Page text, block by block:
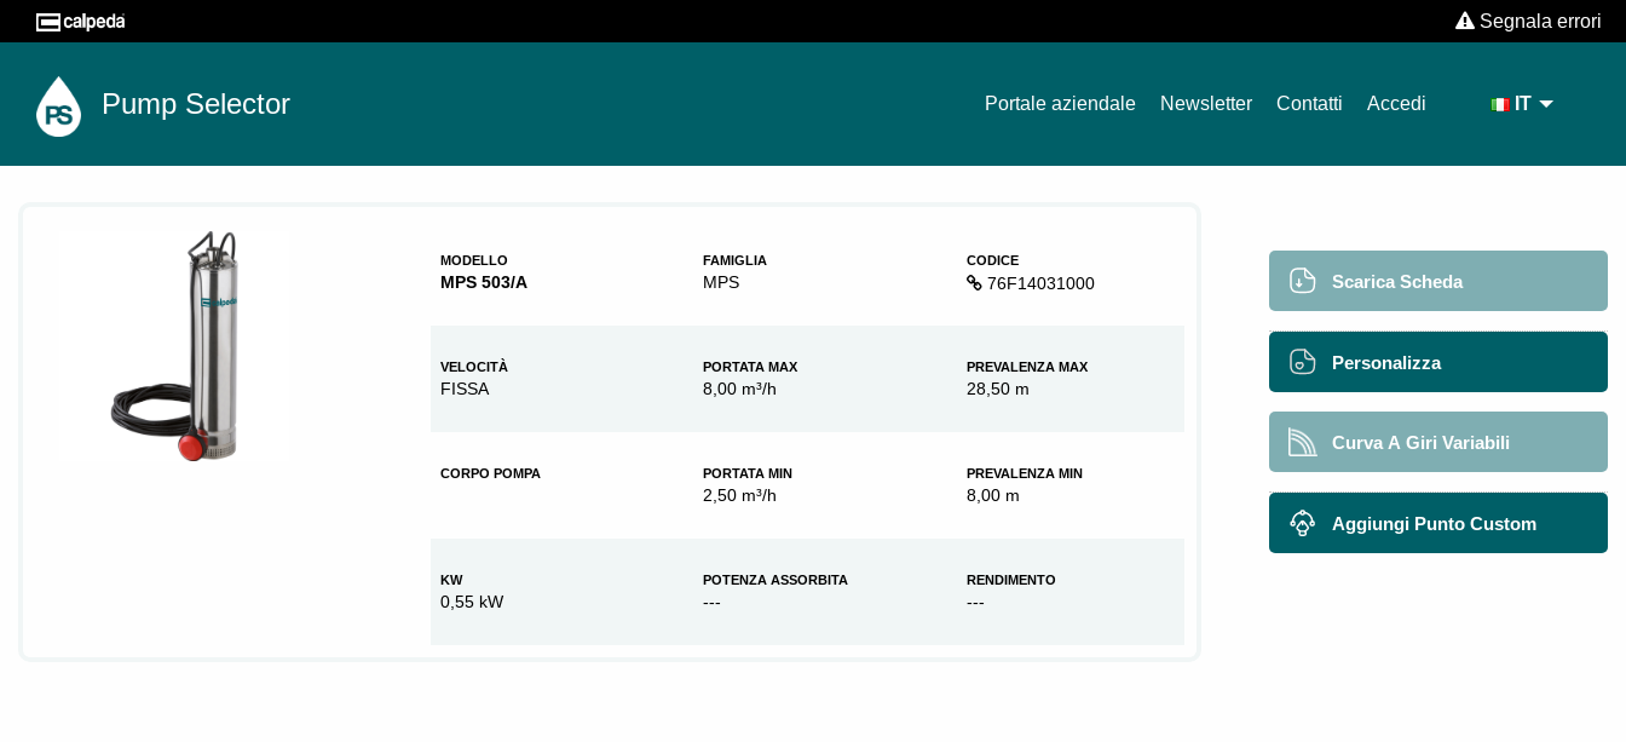
Segnala errori
Pump Selector Portale aziendale Newsletter Contatti Accedi IT
MODELLO
MPS 503/A
FAMIGLIA
MPS
CODICE
76F14031000
VELOCITÀ
FISSA
PORTATA MAX
8,00 m³/h
PREVALENZA MAX
28,50 m
CORPO POMPA PORTATA MIN
2,50 m³/h
PREVALENZA MIN
8,00 m
KW
0,55 kW
POTENZA ASSORBITA
---
RENDIMENTO
---
Scarica Scheda
Personalizza
Curva A Giri Variabili
Aggiungi Punto Custom